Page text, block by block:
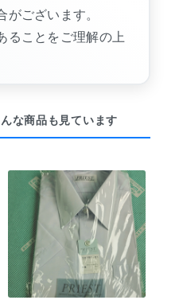
がございます。
ることをご理解の上
な商品も見ています